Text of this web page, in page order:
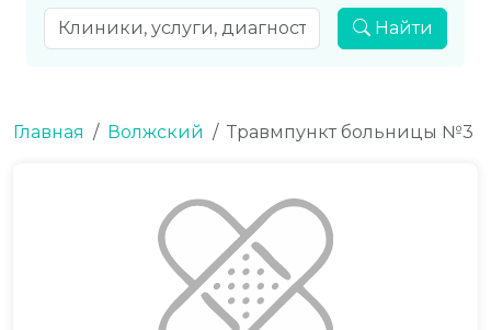
Найти
Главная Волжский Травмпункт больницы №3